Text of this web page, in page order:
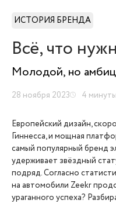
ИСТОРИЯ БРЕНДА
Всё, что
Молодой, но
28 ноября 2023 4 минуты
Европейский дизайн,
Гиннесса, и мощная
самый популярный бренд
удерживает звёздный
подряд. Согласно
на автомобили Zeekr
ураганного успеха?